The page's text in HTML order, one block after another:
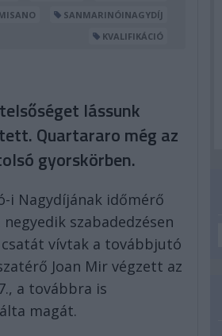
SANMARINÓINAGYDÍJ
KVALIFIKÁCIÓ
lássunk
Quartararo még az
gyorskörben.
i Nagydíjának időmérő
szabadedzésen
vívtak a továbbjutó
Joan Mir végzett az
a továbbra is
magát.